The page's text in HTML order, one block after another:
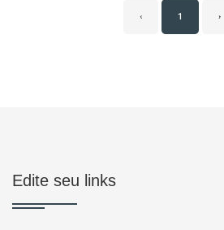
‹ 1 ›
Edite seu links